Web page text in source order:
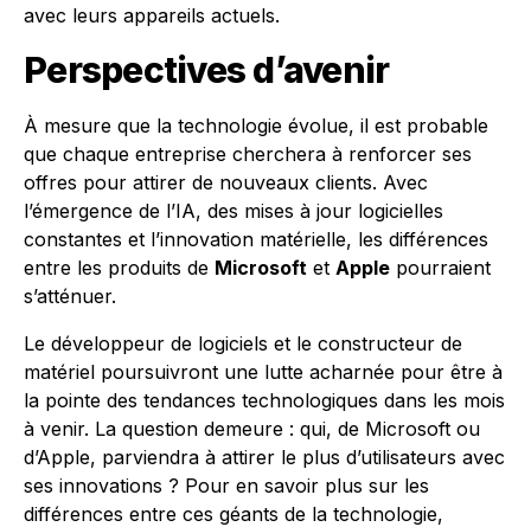
avec leurs appareils actuels.
Perspectives d’avenir
À mesure que la technologie évolue, il est probable
que chaque entreprise cherchera à renforcer ses
offres pour attirer de nouveaux clients. Avec
l’émergence de l’IA, des mises à jour logicielles
constantes et l’innovation matérielle, les différences
entre les produits de Microsoft et Apple pourraient
s’atténuer.
Le développeur de logiciels et le constructeur de
matériel poursuivront une lutte acharnée pour être à
la pointe des tendances technologiques dans les mois
à venir. La question demeure : qui, de Microsoft ou
d’Apple, parviendra à attirer le plus d’utilisateurs avec
ses innovations ? Pour en savoir plus sur les
différences entre ces géants de la technologie,